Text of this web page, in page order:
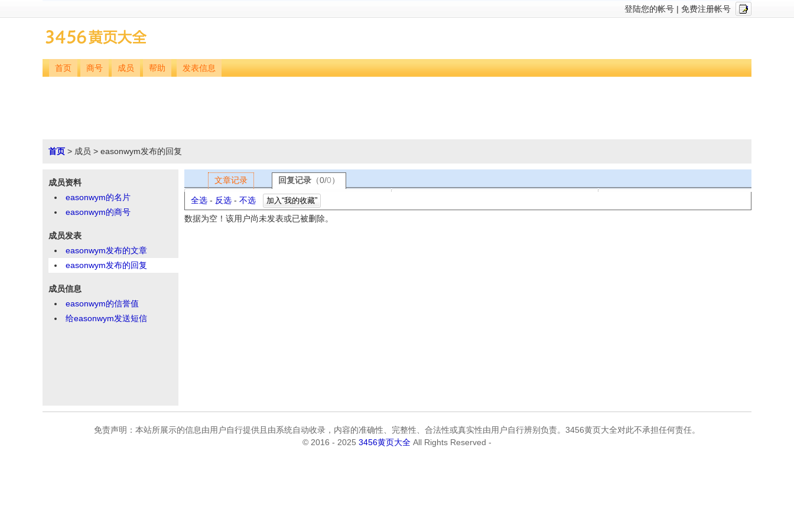
登陆您的帐号 | 免费注册帐号
首页 商号 成员 帮助 发表信息
首页 > 成员 > easonwym发布的回复
成员资料
easonwym的名片
easonwym的商号
成员发表
easonwym发布的文章
easonwym发布的回复
成员信息
easonwym的信誉值
给easonwym发送短信
文章记录 回复记录 （0/0）
全选 - 反选 - 不选 加入“我的收藏”
数据为空！该用户尚未发表或已被删除。
免责声明：本站所展示的信息由用户自行提供且由系统自动收录，内容的准确性、完整性、合法性或真实性由用户自行辨别负责。3456黄页大全对此不承担任何责任。
© 2016 - 2025 3456黄页大全 All Rights Reserved -